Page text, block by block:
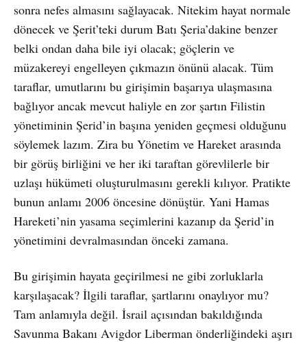
sonra nefes almasını sağlayacak. Nitekim hayat normale
dönecek ve Şerit’teki durum Batı Şeria’dakine benzer
belki ondan daha bile iyi olacak; göçlerin ve
müzakereyi engelleyen çıkmazın önünü alacak. Tüm
taraflar, umutlarını bu girişimin başarıya ulaşmasına
bağlıyor ancak mevcut haliyle en zor şartın Filistin
yönetiminin Şerid’in başına yeniden geçmesi olduğunu
söylemek lazım. Zira bu Yönetim ve Hareket arasında
bir görüş birliğini ve her iki taraftan görevlilerle bir
uzlaşı hükümeti oluşturulmasını gerekli kılıyor. Pratikte
bunun anlamı 2006 öncesine dönüştür. Yani Hamas
Hareketi’nin yasama seçimlerini kazanıp da Şerid’in
yönetimini devralmasından önceki zamana.
Bu girişimin hayata geçirilmesi ne gibi zorluklarla
karşılaşacak? İlgili taraflar, şartlarını onaylıyor mu?
Tam anlamıyla değil. İsrail açısından bakıldığında
Savunma Bakanı Avigdor Liberman önderliğindeki aşırı